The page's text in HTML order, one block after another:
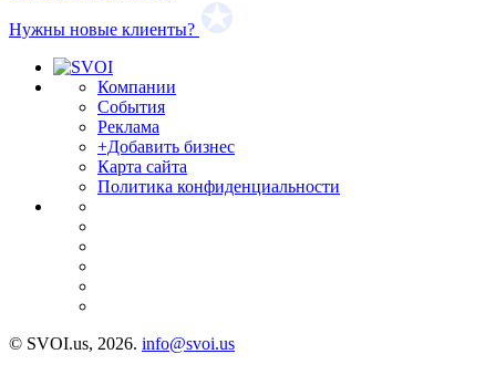
Нужны новые клиенты?
Компании
События
Реклама
+Добавить бизнес
Карта сайта
Политика конфиденциальности
© SVOI.us, 2026. info@svoi.us